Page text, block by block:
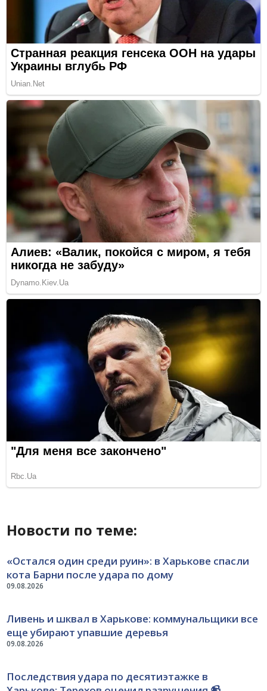
Новости по теме:
09.08.2026
«Остался один среди руин»: в Харькове спасли
кота Барни после удара по дому
09.08.2026
Ливень и шквал в Харькове: коммунальщики все
еще убирают упавшие деревья
Последствия удара по десятиэтажке в